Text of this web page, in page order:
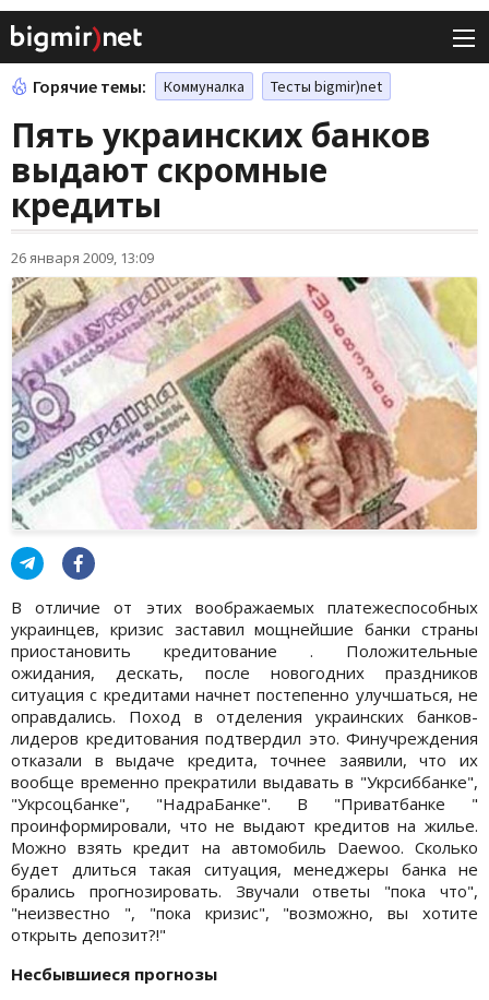
Горячие темы: Коммуналка Тесты bigmir)net
Пять украинских банков
выдают скромные
кредиты
26 января 2009, 13:09
В отличие от этих воображаемых платежеспособных
украинцев, кризис заставил мощнейшие банки страны
приостановить кредитование . Положительные
ожидания, дескать, после новогодних праздников
ситуация с кредитами начнет постепенно улучшаться, не
оправдались. Поход в отделения украинских банков-
лидеров кредитования подтвердил это. Финучреждения
отказали в выдаче кредита, точнее заявили, что их
вообще временно прекратили выдавать в "Укрсиббанке",
"Укрсоцбанке", "НадраБанке". В "Приватбанке "
проинформировали, что не выдают кредитов на жилье.
Можно взять кредит на автомобиль Daewoo. Сколько
будет длиться такая ситуация, менеджеры банка не
брались прогнозировать. Звучали ответы "пока что",
"неизвестно ", "пока кризис", "возможно, вы хотите
открыть депозит?!"
Несбывшиеся прогнозы